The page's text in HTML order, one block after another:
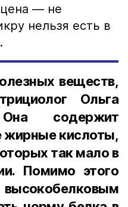
— не
нельзя есть в
веществ,
Ольга
содержит
кислоты,
так мало в
Помимо этого